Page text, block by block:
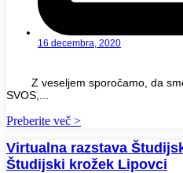
16 decembra, 2020
Z veseljem sporočamo, da
SVOS,...
Preberite več >
Virtualna razstava
Študijski krožek Lipovci